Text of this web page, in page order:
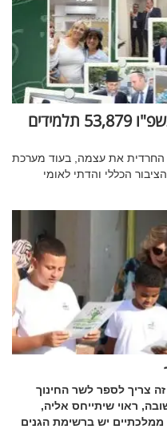
תשע"ז חינוך חרדי 25,214, תשפ"ו 53,879 תלמידים
החרדית את עצמה, בעוד מערכת
הכללי והדתי לאומי
צריך לספר לשר החינוך
ראוי שיתייחס אליה,
ממלכתיים יש ברשימת הגנים